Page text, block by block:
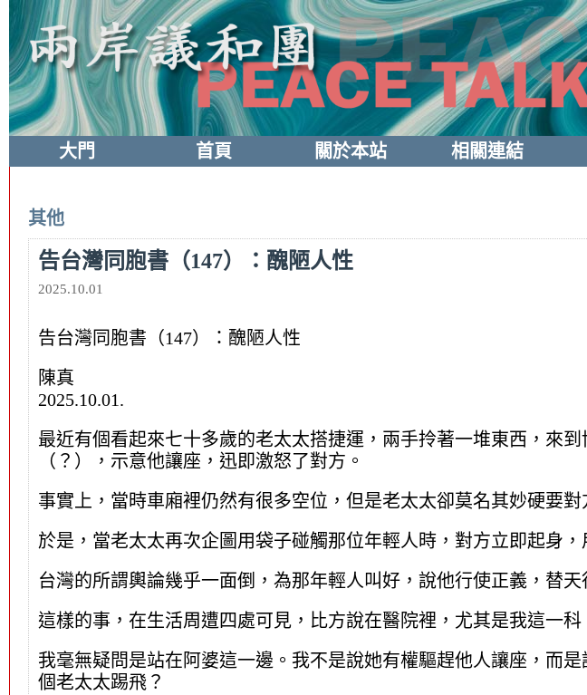
大門 首頁 關於本站 相關連結
其他
告台灣同胞書（147）：醜陋人性
2025.10.01
告台灣同胞書（147）：醜陋人性
陳真
2025.10.01.
最近有個看起來七十多歲的老太太搭捷運，兩手拎著一堆東西，來
（？），示意他讓座，迅即激怒了對方。
事實上，當時車廂裡仍然有很多空位，但是老太太卻莫名其妙硬要對
於是，當老太太再次企圖用袋子碰觸那位年輕人時，對方立即起身，
台灣的所謂輿論幾乎一面倒，為那年輕人叫好，說他行使正義，替
這樣的事，在生活周遭四處可見，比方說在醫院裡，尤其是我這一科
我毫無疑問是站在阿婆這一邊。我不是說她有權驅趕他人讓座，而
個老太太踢飛？